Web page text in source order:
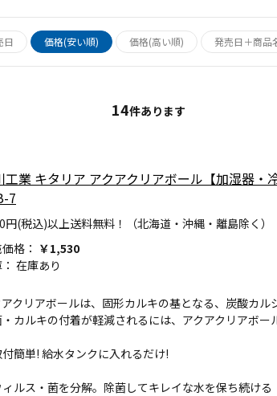
日 価格(安い順) 価格(高い順) 発売日＋商品
14件あります
工業 キタリア アクアクリアボール【加湿器・
7
円(税込)以上送料無料！（北海道・沖縄・離島除く）
格： ￥1,530
在庫あり
クリアボールは、固形カルキの基となる、炭酸カル
カルキの付着が軽減されるには、アクアクリアボー
簡単! 給水タンクに入れるだけ!
ルス・菌を分解。除菌してキレイな水を保ち続ける